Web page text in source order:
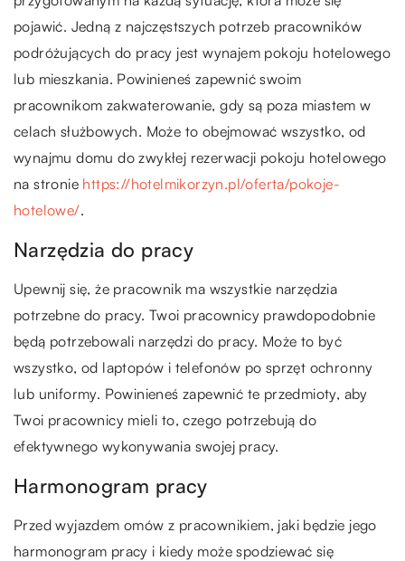
pojawić. Jedną z najczęstszych potrzeb pracowników
podróżujących do pracy jest wynajem pokoju hotelowego
lub mieszkania. Powinieneś zapewnić swoim
pracownikom zakwaterowanie, gdy są poza miastem w
celach służbowych. Może to obejmować wszystko, od
wynajmu domu do zwykłej rezerwacji pokoju hotelowego
na stronie https://hotelmikorzyn.pl/oferta/pokoje-
hotelowe/.
Narzędzia do pracy
Upewnij się, że pracownik ma wszystkie narzędzia
potrzebne do pracy. Twoi pracownicy prawdopodobnie
będą potrzebowali narzędzi do pracy. Może to być
wszystko, od laptopów i telefonów po sprzęt ochronny
lub uniformy. Powinieneś zapewnić te przedmioty, aby
Twoi pracownicy mieli to, czego potrzebują do
efektywnego wykonywania swojej pracy.
Harmonogram pracy
Przed wyjazdem omów z pracownikiem, jaki będzie jego
harmonogram pracy i kiedy może spodziewać się